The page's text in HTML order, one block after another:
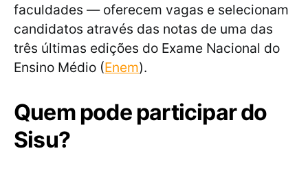
faculdades — oferecem vagas e selecionam
candidatos através das notas de uma das
três últimas edições do Exame Nacional do
Ensino Médio (Enem).
Quem pode participar do
Sisu?